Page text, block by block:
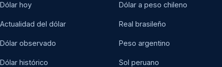
Dólar hoy
Actualidad del dólar
Dólar observado
Dólar histórico
Dólar a peso chileno
Real brasileño
Peso argentino
Sol peruano